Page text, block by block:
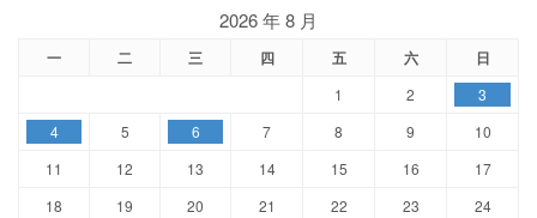
2026 年 8 月
一 二 三 四 五 六 日
1 2
3
4
5 6 7 8 9
10
11
12 13 14 15 16
17
18
19 20 21 22 23
24